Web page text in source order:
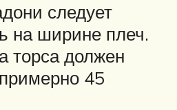
следует
на ширине плеч.
торса должен
45